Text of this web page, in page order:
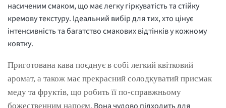
насиченим смаком, що має легку гіркуватість та стійку
кремову текстуру. Ідеальний вибір для тих, хто цінує
інтенсивність та багатство смакових відтінків у кожному
ковтку.
Приготована кава поєднує в собі легкий квітковий
аромат, а також має прекрасний солодкуватий присмак
меду та фруктів, що робить її по-справжньому
божественним напоєм